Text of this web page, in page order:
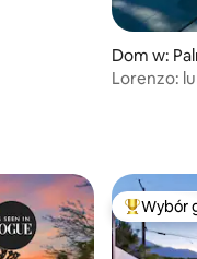
Dom w:
Lorenzo:
Wybór